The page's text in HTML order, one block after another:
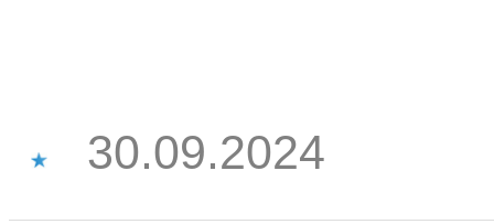
30.09.2024